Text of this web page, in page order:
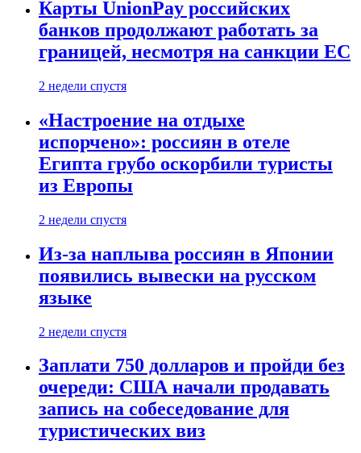
Карты UnionPay российских
банков продолжают работать за
границей, несмотря на санкции ЕС
2 недели спустя
«Настроение на отдыхе
испорчено»: россиян в отеле
Египта грубо оскорбили туристы
из Европы
2 недели спустя
Из-за наплыва россиян в Японии
появились вывески на русском
языке
2 недели спустя
Заплати 750 долларов и пройди без
очереди: США начали продавать
запись на собеседование для
туристических виз